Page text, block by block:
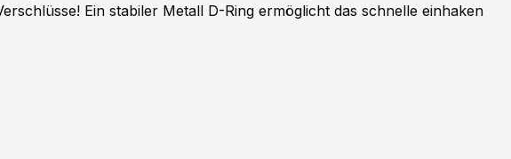
Ein stabiler Metall D-Ring ermöglicht das schnelle einhaken